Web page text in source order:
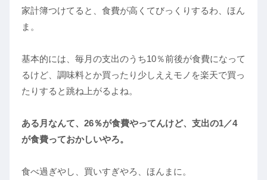
家計簿つけてると、食費が高くてびっくりするわ、ほん
ま。
基本的には、毎月の支出のうち10％前後が食費になって
るけど、調味料とか買ったり少しええモノを楽天で買っ
たりすると跳ね上がるよね。
ある月なんて、26％が食費やってんけど、支出の1／4
が食費っておかしいやろ。
食べ過ぎやし、買いすぎやろ、ほんまに。